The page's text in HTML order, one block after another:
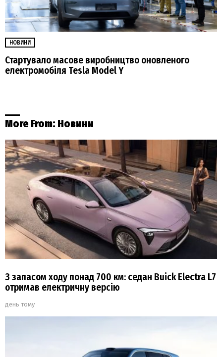
НОВИНИ
Стартувало масове виробництво оновленого
електромобіля Tesla Model Y
More From: Новини
З запасом ходу понад 700 км: седан Buick Electra L7
отримав електричну версію
день тому